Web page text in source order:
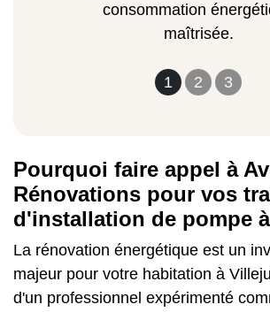
1 2 3
consommation
maîtrisée.
Pourquoi faire appel à
Rénovations pour vos
d'installation de pompe
La rénovation énergétique est un
majeur pour votre habitation à
d'un professionnel expérimenté